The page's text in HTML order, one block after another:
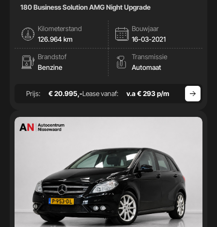
180 Business Solution AMG Night Upgrade
Kilometerstand
126.964 km
Bouwjaar
16-03-2021
Brandstof
Benzine
Transmissie
Automaat
Prijs: € 20.995,-Lease vanaf: v.a € 293 p/m